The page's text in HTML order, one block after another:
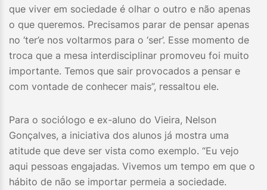
que viver em sociedade é olhar o outro e não apenas
o que queremos. Precisamos parar de pensar apenas
no ‘ter’e nos voltarmos para o ‘ser’. Esse momento de
troca que a mesa interdisciplinar promoveu foi muito
importante. Temos que sair provocados a pensar e
com vontade de conhecer mais”, ressaltou ele.
Para o sociólogo e ex-aluno do Vieira, Nelson
Gonçalves, a iniciativa dos alunos já mostra uma
atitude que deve ser vista como exemplo. “Eu vejo
aqui pessoas engajadas. Vivemos um tempo em que o
hábito de não se importar permeia a sociedade.